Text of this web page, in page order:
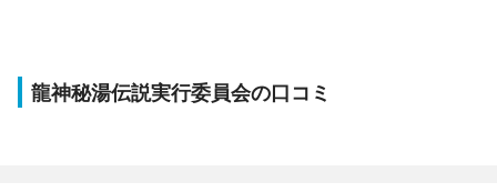
龍神秘湯伝説実行委員会の口コミ